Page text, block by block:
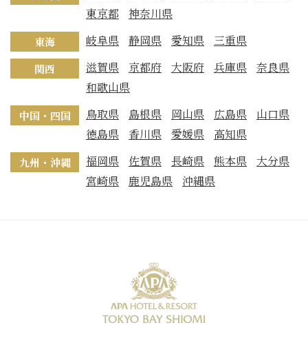
東京都
神奈川県
東海 岐阜県 静岡県 愛知県 三重県
関西 滋賀県 京都府 大阪府 兵庫県
奈良県
和歌山県
中国・四国 鳥取県 島根県 岡山県 広島県
山口県
徳島県
香川県 愛媛県 高知県
九州・沖縄 福岡県 佐賀県 長崎県 熊本県
大分県
宮崎県
鹿児島県 沖縄県